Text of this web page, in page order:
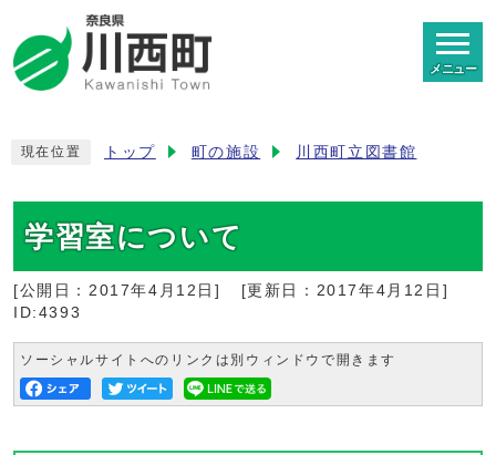
メニュー
現在位置 トップ 町の施設 川西町立図書館
学習室について
[公開日： 2017年4月12日 ] [更新日： 2017年4月12日 ]
ID:4393
ソーシャルサイトへのリンクは別ウィンドウで開きます